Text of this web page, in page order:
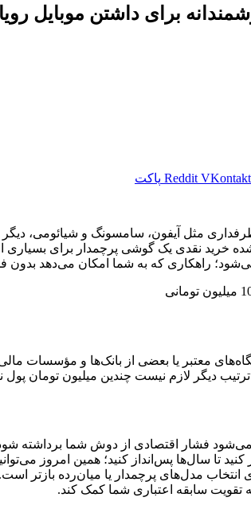
برای داشتن موبایل
Reddit پاکت
مثل آیفون، سامسونگ و شیائومی،
خرید نقدی یک گوشی پرچمدار برای بسیاری
راهکاری که به شما امکان می‌دهد بدون
معتبر یا بعضی از بانک‌ها و مؤسسات
دیگر لازم نیست چندین میلیون تومان پول
فشار اقتصادی از دوش شما برداشته
تا سال‌ها پس‌انداز کنید؛ همین امروز
مدل‌های پرچمدار یا میان‌رده بازتر است.
تقویت سابقه اعتباری شما کمک کند.